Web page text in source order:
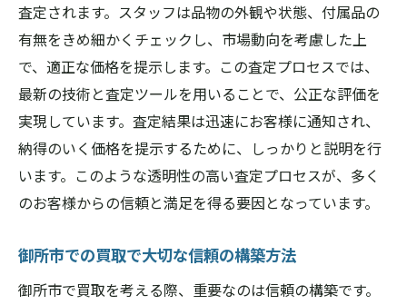
地域密着の輪を広げる買取大吉大和八木店
御所市のコミュニティと共に育つ買取サー
ビス
地域に根ざした買取店の魅力を知る
御所市で高額買取を実現する買取大吉大和八木
店の秘訣
高額買取を可能にする理由を探る
御所市で高額買取を目指す心得
顧客満足を追求する買取大吉の秘密
査定されます。スタッフは品物の外観や状態、付属品の
有無をきめ細かくチェックし、市場動向を考慮した上
で、適正な価格を提示します。この査定プロセスでは、
最新の技術と査定ツールを用いることで、公正な評価を
実現しています。査定結果は迅速にお客様に通知され、
納得のいく価格を提示するために、しっかりと説明を行
います。このような透明性の高い査定プロセスが、多く
のお客様からの信頼と満足を得る要因となっています。
御所市での買取で大切な信頼の構築方法
御所市で買取を考える際、重要なのは信頼の構築です。